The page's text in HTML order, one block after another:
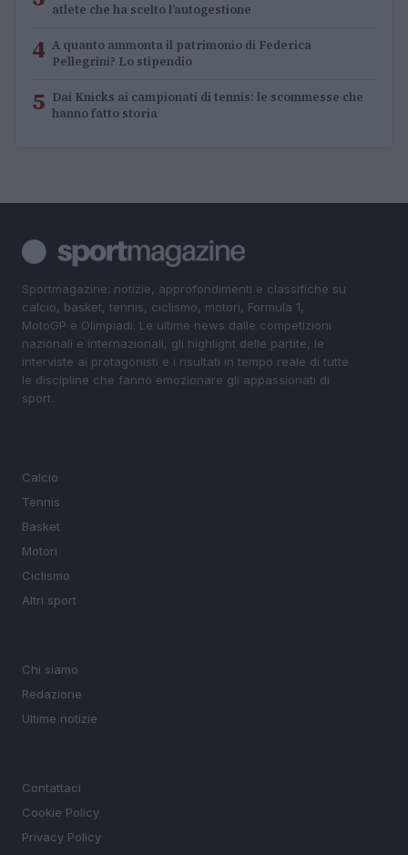
atlete che ha scelto l’autogestione
4 A quanto ammonta il patrimonio di Federica
Pellegrini? Lo stipendio
5 Dai Knicks ai campionati di tennis: le scommesse che
hanno fatto storia
Sportmagazine: notizie, approfondimenti e classifiche su
calcio, basket, tennis, ciclismo, motori, Formula 1,
MotoGP e Olimpiadi. Le ultime news dalle competizioni
nazionali e internazionali, gli highlight delle partite, le
interviste ai protagonisti e i risultati in tempo reale di tutte
le discipline che fanno emozionare gli appassionati di
sport.
Calcio
Tennis
Basket
Motori
Ciclismo
Altri sport
Chi siamo
Redazione
Ultime notizie
Contattaci
Cookie Policy
Privacy Policy